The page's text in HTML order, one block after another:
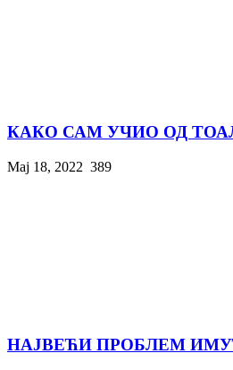
КАКО САМ УЧИО ОД
Мај 18, 2022 389
НАЈВЕЋИ ПРОБЛЕМ